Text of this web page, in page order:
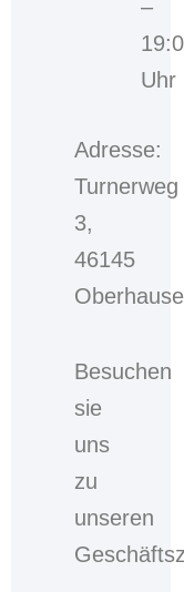
–
Uhr
Adresse:
Turnerweg
3,
46145
Besuchen
sie
uns
zu
unseren